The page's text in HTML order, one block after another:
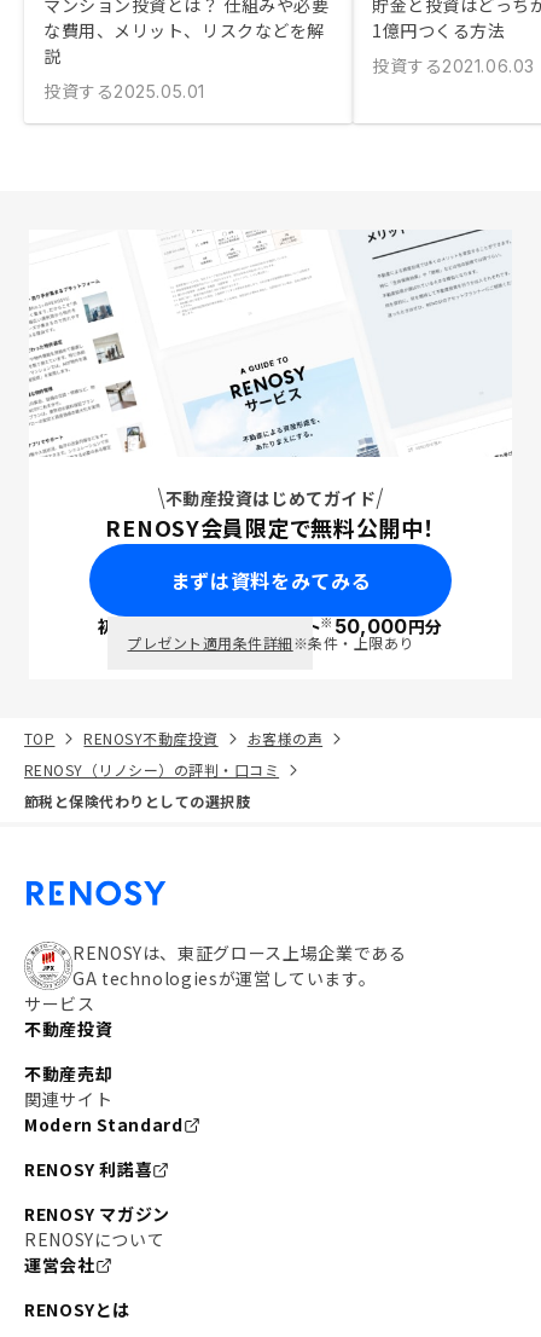
マンション投資とは？ 仕組みや必要
な費用、メリット、リスクなどを解
説
投資する2025.05.01
貯金と投資はどっち
1億円つくる方法
投資する2021.06.03
不動産投資はじめてガイド
RENOSY会員限定で無料公開中！
まずは資料をみてみる
初回面談で ポイント※50,000円分
プレゼント適用条件詳細※条件・上限あり
TOP RENOSY不動産投資
お客様の声
RENOSY（リノシー）の評判・口コミ
節税と保険代わりとしての選択肢
RENOSYは、東証グロース上場企業である
GA technologiesが運営しています。
サービス
不動産投資
不動産売却
関連サイト
Modern Standard
RENOSY 利諾喜
RENOSY マガジン
RENOSYについて
運営会社
RENOSYとは